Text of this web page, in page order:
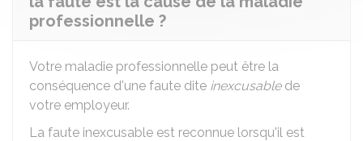
professionnelle ?
Votre maladie professionnelle peut être la
conséquence d'une faute dite inexcusablede
votre employeur.
La faute inexcusable est reconnue lorsqu'il est